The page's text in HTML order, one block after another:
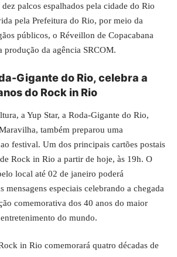
palcos espalhados pela cidade do Rio
pela Prefeitura do Rio, por meio da
públicos, o Réveillon de Copacabana
produção da agência SRCOM.
Gigante do Rio, celebra a
do Rock in Rio
a Yup Star, a Roda-Gigante do Rio,
também preparou uma
festival. Um dos principais cartões postais
Rock in Rio a partir de hoje, às 19h. O
local até 02 de janeiro poderá
mensagens especiais celebrando a chegada
comemorativa dos 40 anos do maior
do mundo.
in Rio comemorará quatro décadas de